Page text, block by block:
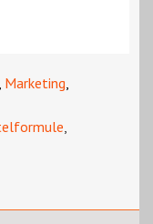
, Marketing,
,